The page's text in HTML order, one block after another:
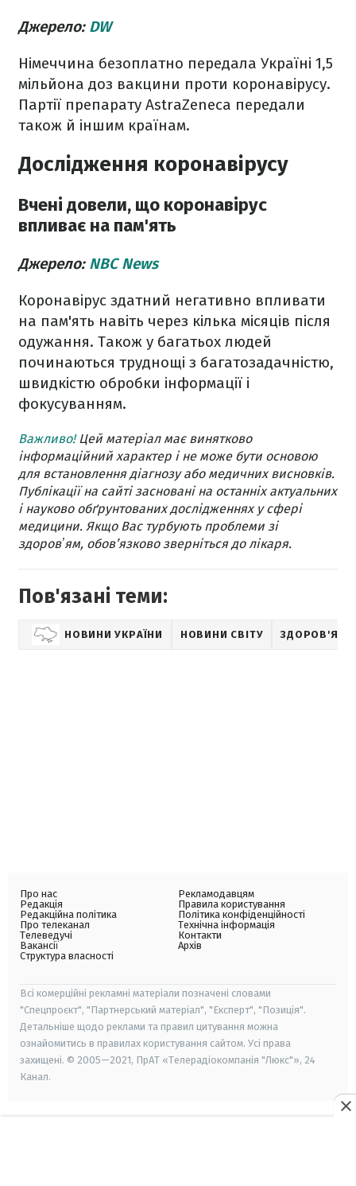
Джерело: DW
Німеччина безоплатно передала Україні 1,5
мільйона доз вакцини проти коронавірусу.
Партії препарату AstraZeneca передали
також й іншим країнам.
Дослідження коронавірусу
Вчені довели, що коронавірус
впливає на пам'ять
Джерело: NBC News
Коронавірус здатний негативно впливати
на пам'ять навіть через кілька місяців після
одужання. Також у багатьох людей
починаються труднощі з багатозадачністю,
швидкістю обробки інформації і
фокусуванням.
Важливо!Цей матеріал має винятково
інформаційний характер і не може бути основою
для встановлення діагнозу або медичних висновків.
Публікації на сайті засновані на останніх актуальних
і науково обґрунтованих дослідженнях у сфері
медицини. Якщо Вас турбують проблеми зі
здоровʼям, обов’язково зверніться до лікаря.
Пов'язані теми:
НОВИНИ УКРАЇНИ НОВИНИ СВІТУ ЗДОРОВ'Я
Про нас
Редакція
Редакційна політика
Про телеканал
Телеведучі
Вакансії
Структура власності
Рекламодавцям
Правила користування
Політика конфіденційності
Технічна інформація
Контакти
Архів
Всі комерційні рекламні матеріали позначені словами
"Спецпроєкт", "Партнерський матеріал", "Експерт", "Позиція".
Детальніше щодо реклами та правил цитування можна
ознайомитись в правилах користування сайтом. Усі права
захищені. © 2005—2021, ПрАТ «Телерадіокомпанія "Люкс"», 24
Канал.